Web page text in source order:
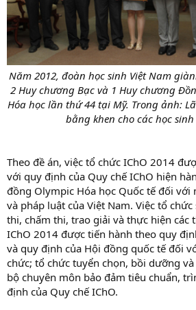
Năm 2012, đoàn học sinh Việt Nam
2 Huy chương Bạc và 1 Huy chương
Hóa học lần thứ 44 tại Mỹ. Trong ảnh:
bằng khen cho các học
Theo đề án, việc tổ chức IChO 2014
với quy định của Quy chế IChO hiện
đồng Olympic Hóa học Quốc tế đối với
và pháp luật của Việt Nam. Việc tổ
thi, chấm thi, trao giải và thực hiện các
IChO 2014 được tiến hành theo quy
và quy định của Hội đồng quốc tế đối
chức; tổ chức tuyển chọn, bồi dưỡng
bộ chuyên môn bảo đảm tiêu chuẩn,
định của Quy chế IChO.